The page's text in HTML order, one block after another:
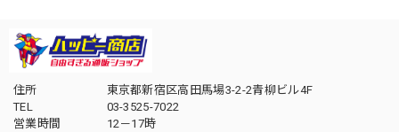
住所
東京都新宿区高田馬場3-2-2青柳ビル4F
TEL
03-3525-7022
営業時間
12－17時